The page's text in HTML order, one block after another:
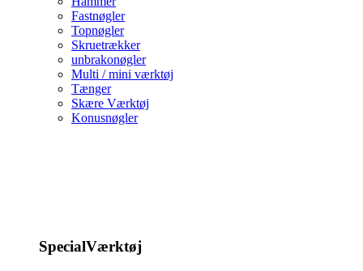
Fastnøgler
Topnøgler
Skruetrækker
unbrakonøgler
Multi / mini værktøj
Tænger
Skære Værktøj
Konusnøgler
SpecialVærktøj